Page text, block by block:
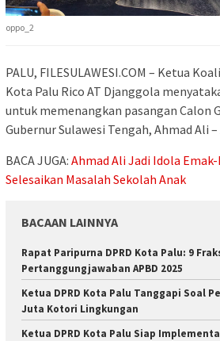
oppo_2
PALU, FILESULAWESI.COM – Ketua
Kota Palu Rico AT Djanggola
untuk memenangkan pasangan Calon
Gubernur Sulawesi Tengah, Ahmad Ali
BACA JUGA: Ahmad Ali Jadi Idola
Selesaikan Masalah Sekolah Anak
BACAAN LAINNYA
Rapat Paripurna DPRD Kota Palu: 9
Pertanggungjawaban APBD 2025
Ketua DPRD Kota Palu Tanggapi Soal
Juta Kotori Lingkungan
Ketua DPRD Kota Palu Siap